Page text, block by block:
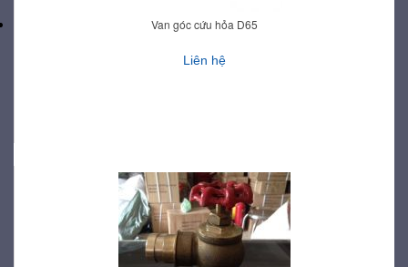
Van góc cứu hỏa D65
Liên hệ